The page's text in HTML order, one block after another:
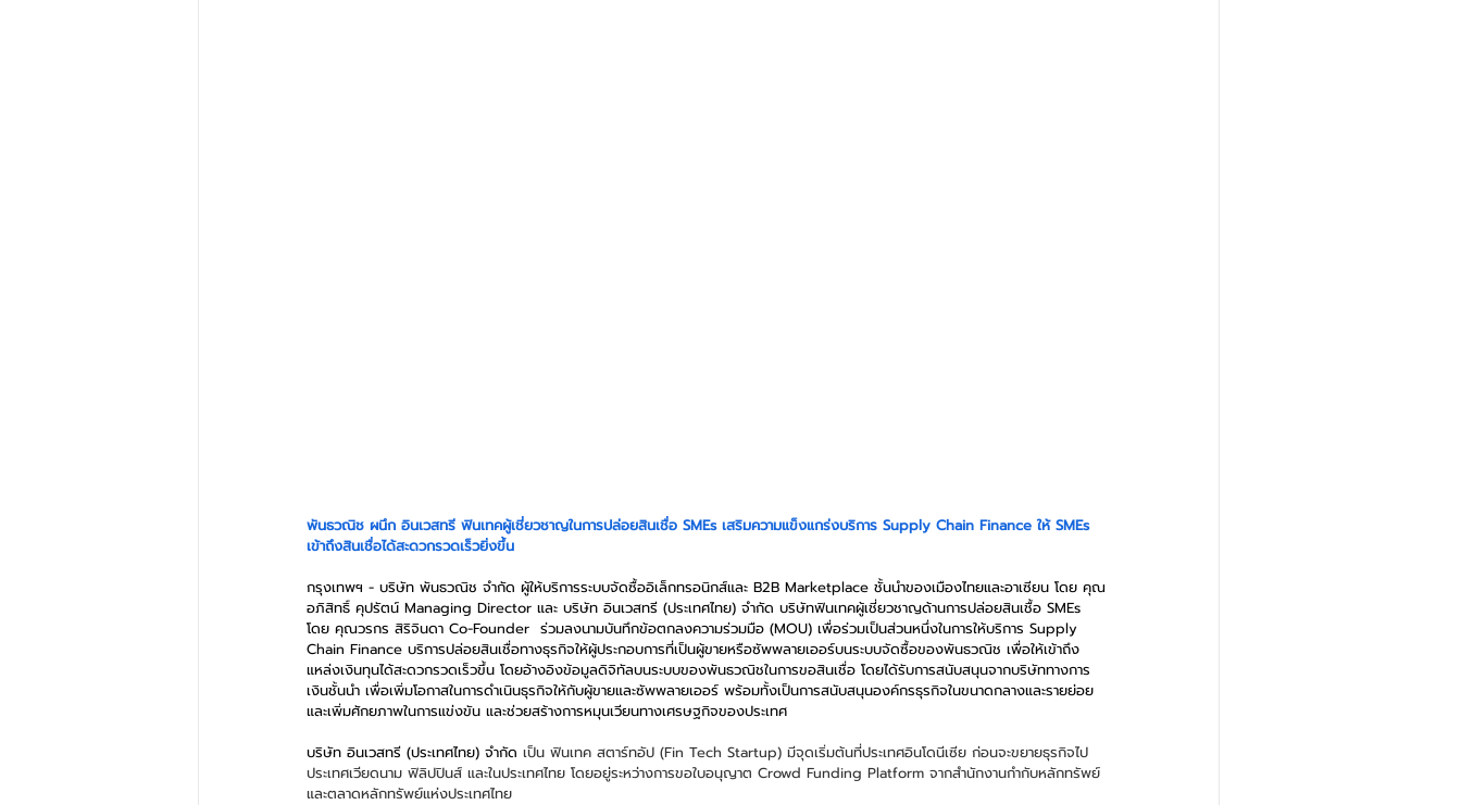
พันธวณิช ผนึก อินเวสทรี ฟินเทคผู้เชี่ยวชาญในการปล่อยสินเชื่อ SMEs เสริมความแข็งแกร่งบริการ Supply Chain Finance ﻿ให้ SMEs
เข้าถึงสินเชื่อได้สะดวกรวดเร็วยิ่งขึ้น
กรุงเทพฯ - บริษัท พันธวณิช จำกัด ผู้ให้บริการระบบจัดซื้ออิเล็กทรอนิกส์และ B2B Marketplace ชั้นนำของเมืองไทยและอาเซียน โดย คุณ
อภิสิทธิ์ คุปรัตน์ Managing Director และ บริษัท อินเวสทรี (ประเทศไทย) จำกัด บริษัทฟินเทคผู้เชี่ยวชาญด้านการปล่อยสินเชื้อ SMEs
โดย คุณวรกร สิริจินดา Co-Founder  ร่วมลงนามบันทึกข้อตกลงความร่วมมือ (MOU) เพื่อร่วมเป็นส่วนหนึ่งในการให้บริการ Supply
Chain Finance บริการปล่อยสินเชื่อทางธุรกิจให้ผู้ประกอบการที่เป็นผู้ขายหรือซัพพลายเออร์บนระบบจัดซื้อของพันธวณิช เพื่อให้เข้าถึง
แหล่งเงินทุนได้สะดวกรวดเร็วขึ้น โดยอ้างอิงข้อมูลดิจิทัลบนระบบของพันธวณิชในการขอสินเชื่อ โดยได้รับการสนับสนุนจากบริษัททางการ
เงินชั้นนำ เพื่อเพิ่มโอกาสในการดำเนินธุรกิจให้กับผู้ขายและซัพพลายเออร์ พร้อมทั้งเป็นการสนับสนุนองค์กรธุรกิจในขนาดกลางและรายย่อย
และเพิ่มศักยภาพในการแข่งขัน และช่วยสร้างการหมุนเวียนทางเศรษฐกิจของประเทศ
บริษัท อินเวสทรี (ประเทศไทย) จำกัด เป็น ฟินเทค สตาร์ทอัป (Fin Tech Startup) มีจุดเริ่มต้นที่ประเทศอินโดนีเซีย ก่อนจะขยายธุรกิจไป
ประเทศเวียดนาม ฟิลิปปินส์ และในประเทศไทย โดยอยู่ระหว่างการขอใบอนุญาต Crowd Funding Platform จากสำนักงานกำกับหลักทรัพย์
และตลาดหลักทรัพย์แห่งประเทศไทย